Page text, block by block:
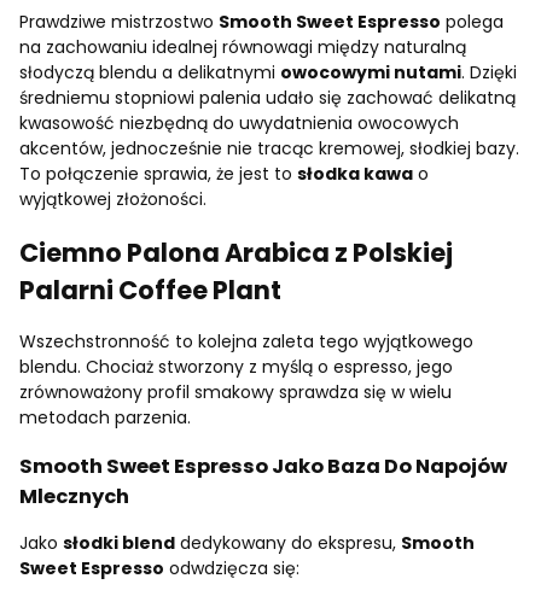
Prawdziwe mistrzostwo Smooth Sweet Espresso polega
na zachowaniu idealnej równowagi między naturalną
słodyczą blendu a delikatnymi owocowymi nutami. Dzięki
średniemu stopniowi palenia udało się zachować delikatną
kwasowość niezbędną do uwydatnienia owocowych
akcentów, jednocześnie nie tracąc kremowej, słodkiej bazy.
To połączenie sprawia, że jest to słodka kawa o
wyjątkowej złożoności.
Ciemno Palona Arabica z Polskiej
Palarni Coffee Plant
Wszechstronność to kolejna zaleta tego wyjątkowego
blendu. Chociaż stworzony z myślą o espresso, jego
zrównoważony profil smakowy sprawdza się w wielu
metodach parzenia.
Smooth Sweet Espresso Jako Baza Do Napojów
Mlecznych
Jako słodki blend dedykowany do ekspresu, Smooth
Sweet Espresso odwdzięcza się: